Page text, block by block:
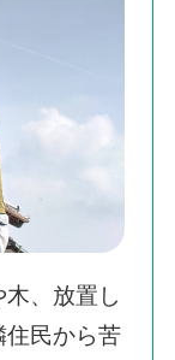
、放置し
住民から苦